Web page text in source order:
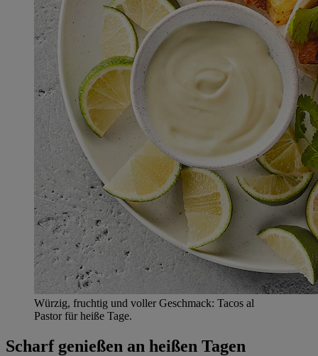
Würzig, fruchtig und voller Geschmack: Tacos al
Pastor für heiße Tage.
Scharf genießen an heißen Tagen